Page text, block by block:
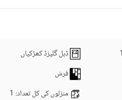
ڈبل گلیزڈ کھڑکیاں
فرش
منزلوں کی کل تعداد: 1